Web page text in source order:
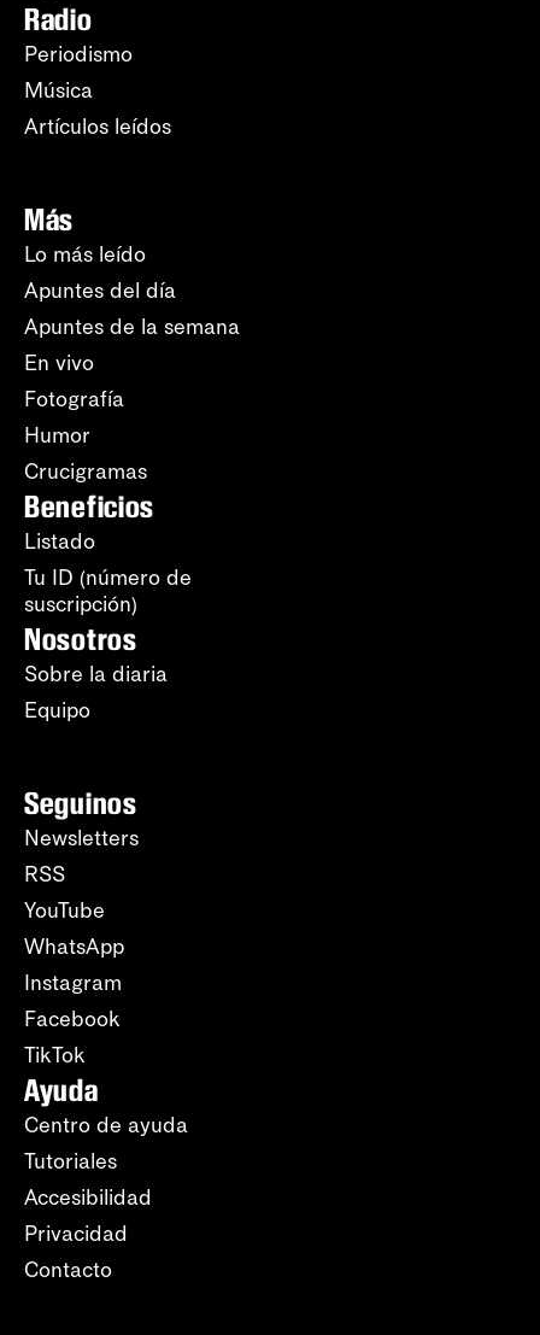
Radio
Periodismo
Música
Artículos leídos
Más
Lo más leído
Apuntes del día
Apuntes de la semana
En vivo
Fotografía
Humor
Crucigramas
Beneficios
Listado
Tu ID (número de
suscripción)
Nosotros
Sobre la diaria
Equipo
Seguinos
Newsletters
RSS
YouTube
WhatsApp
Instagram
Facebook
TikTok
Ayuda
Centro de ayuda
Tutoriales
Accesibilidad
Privacidad
Contacto